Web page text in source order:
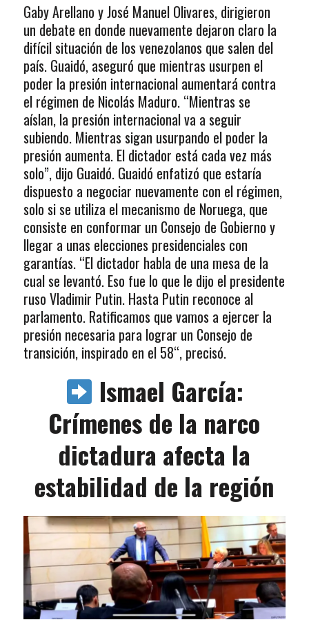
Gaby Arellano y José Manuel Olivares, dirigieron
un debate en donde nuevamente dejaron claro la
difícil situación de los venezolanos que salen del
país. Guaidó, aseguró que mientras usurpen el
poder la presión internacional aumentará contra
el régimen de Nicolás Maduro. “Mientras se
aíslan, la presión internacional va a seguir
subiendo. Mientras sigan usurpando el poder la
presión aumenta. El dictador está cada vez más
solo”, dijo Guaidó. Guaidó enfatizó que estaría
dispuesto a negociar nuevamente con el régimen,
solo si se utiliza el mecanismo de Noruega, que
consiste en conformar un Consejo de Gobierno y
llegar a unas elecciones presidenciales con
garantías. “El dictador habla de una mesa de la
cual se levantó. Eso fue lo que le dijo el presidente
ruso Vladimir Putin. Hasta Putin reconoce al
parlamento. Ratificamos que vamos a ejercer la
presión necesaria para lograr un Consejo de
transición, inspirado en el 58“, precisó.
Ismael García:
Crímenes de la narco
dictadura afecta la
estabilidad de la región